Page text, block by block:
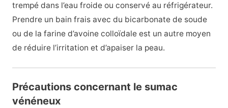
trempé dans l’eau froide ou conservé au réfrigérateur.
Prendre un bain frais avec du bicarbonate de soude
ou de la farine d’avoine colloïdale est un autre moyen
de réduire l’irritation et d’apaiser la peau.
Précautions concernant le sumac
vénéneux